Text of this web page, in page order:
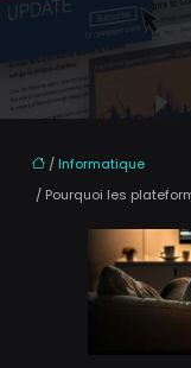
/ Informatique
/ Pourquoi les